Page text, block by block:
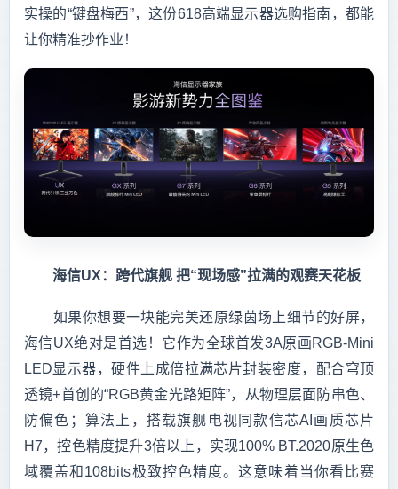
实操的“键盘梅西”，这份618高端显示器选购指南，都能
让你精准抄作业！
海信UX：跨代旗舰 把“现场感”拉满的观赛天花板
如果你想要一块能完美还原绿茵场上细节的好屏，
海信UX绝对是首选！它作为全球首发3A原画RGB-Mini
LED显示器，硬件上成倍拉满芯片封装密度，配合穹顶
透镜+首创的“RGB黄金光路矩阵”，从物理层面防串色、
防偏色；算法上，搭载旗舰电视同款信芯AI画质芯片
H7，控色精度提升3倍以上，实现100% BT.2020原生色
域覆盖和108bits极致控色精度。这意味着当你看比赛